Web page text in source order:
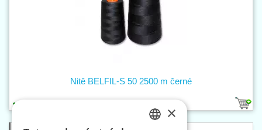
Nitě BELFIL-S 50 2500 m černé
×